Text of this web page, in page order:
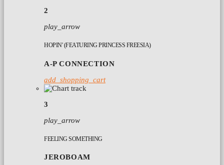
2
play_arrow
HOPIN' (FEATURING PRINCESS FREESIA)
A-P CONNECTION
add_shopping_cart
3
play_arrow
FEELING SOMETHING
JEROBOAM